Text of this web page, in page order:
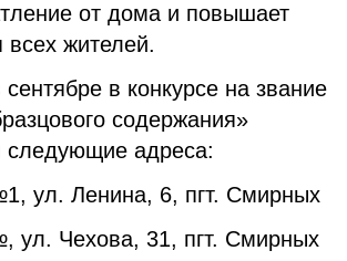
от дома и повышает
жителей.
в конкурсе на звание
содержания»
следующие адреса:
ул. Ленина, 6, пгт. Смирных
ул. Чехова, 31, пгт. Смирных